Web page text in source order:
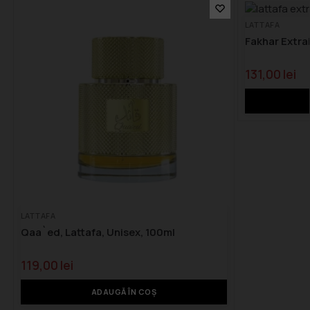
Qaa`ed, Lattafa, Unisex, 100ml
119,00 lei
ADAUGĂ ÎN COȘ
Fakhar
131,00 lei